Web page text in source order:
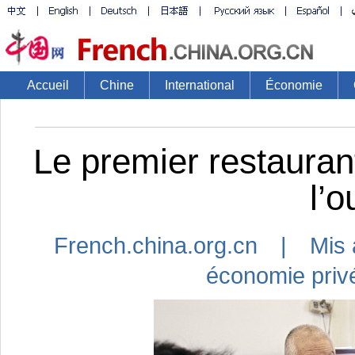
Accueil Chine International Économie
Le premier
French.china.org.cn |
économie